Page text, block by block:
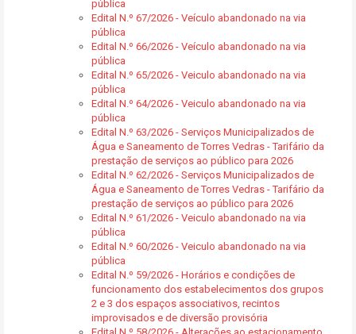
pública
Edital N.º 67/2026 - Veículo abandonado na via
pública
Edital N.º 66/2026 - Veículo abandonado na via
pública
Edital N.º 65/2026 - Veiculo abandonado na via
pública
Edital N.º 64/2026 - Veiculo abandonado na via
pública
Edital N.º 63/2026 - Serviços Municipalizados de
Água e Saneamento de Torres Vedras - Tarifário da
prestação de serviços ao público para 2026
Edital N.º 62/2026 - Serviços Municipalizados de
Água e Saneamento de Torres Vedras - Tarifário da
prestação de serviços ao público para 2026
Edital N.º 61/2026 - Veiculo abandonado na via
pública
Edital N.º 60/2026 - Veiculo abandonado na via
pública
Edital N.º 59/2026 - Horários e condições de
funcionamento dos estabelecimentos dos grupos
2 e 3 dos espaços associativos, recintos
improvisados e de diversão provisória